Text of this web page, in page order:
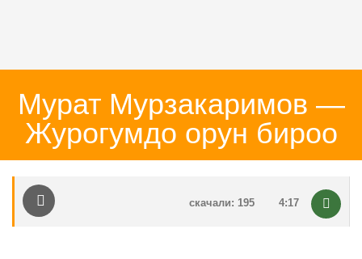
Мурат Мурзакаримов —
Журогумдо орун бироо
4:17
скачали: 195